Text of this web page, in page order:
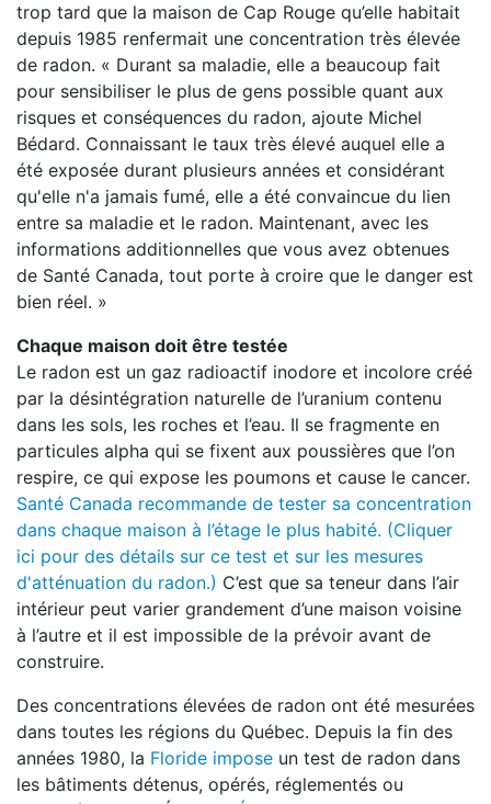
trop tard que la maison de Cap Rouge qu’elle habitait
depuis 1985 renfermait une concentration très élevée
de radon. « Durant sa maladie, elle a beaucoup fait
pour sensibiliser le plus de gens possible quant aux
risques et conséquences du radon, ajoute Michel
Bédard. Connaissant le taux très élevé auquel elle a
été exposée durant plusieurs années et considérant
qu'elle n'a jamais fumé, elle a été convaincue du lien
entre sa maladie et le radon. Maintenant, avec les
informations additionnelles que vous avez obtenues
de Santé Canada, tout porte à croire que le danger est
bien réel. »
Chaque maison doit être testée
Le radon est un gaz radioactif inodore et incolore créé
par la désintégration naturelle de l’uranium contenu
dans les sols, les roches et l’eau. Il se fragmente en
particules alpha qui se fixent aux poussières que l’on
respire, ce qui expose les poumons et cause le cancer.
Santé Canada recommande de tester sa concentration
dans chaque maison à l’étage le plus habité. (Cliquer
ici pour des détails sur ce test et sur les mesures
d'atténuation du radon.) C’est que sa teneur dans l’air
intérieur peut varier grandement d’une maison voisine
à l’autre et il est impossible de la prévoir avant de
construire.
Des concentrations élevées de radon ont été mesurées
dans toutes les régions du Québec. Depuis la fin des
années 1980, la Floride impose un test de radon dans
les bâtiments détenus, opérés, réglementés ou